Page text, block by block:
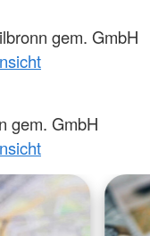
gem. GmbH
gem. GmbH